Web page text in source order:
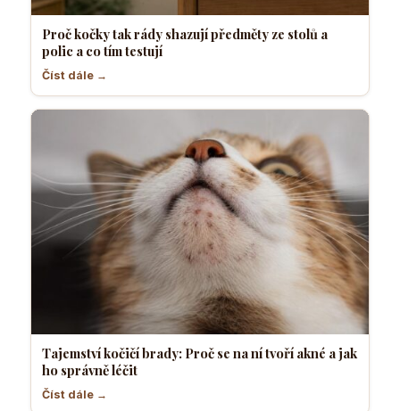
Proč kočky tak rády shazují předměty ze stolů a
polic a co tím testují
Číst dále →
Tajemství kočičí brady: Proč se na ní tvoří akné a jak
ho správně léčit
Číst dále →